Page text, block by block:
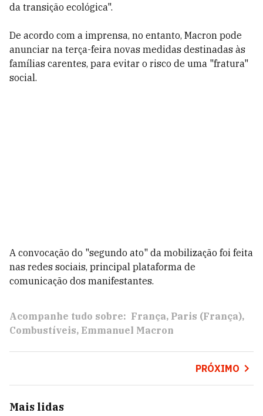
da transição ecológica".
De acordo com a imprensa, no entanto, Macron pode
anunciar na terça-feira novas medidas destinadas às
famílias carentes, para evitar o risco de uma "fratura"
social.
A convocação do "segundo ato" da mobilização foi feita
nas redes sociais, principal plataforma de
comunicação dos manifestantes.
Acompanhe tudo sobre: França Paris (França)
Combustíveis Emmanuel Macron
PRÓXIMO
Mais lidas